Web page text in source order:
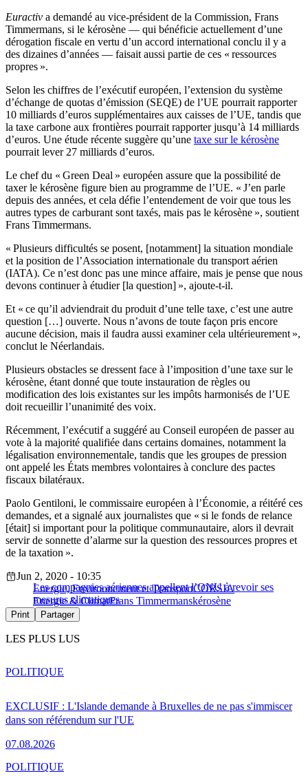
Euractiv a demandé au vice-président de la Commission, Frans
Timmermans, si le kérosène — qui bénéficie actuellement d’une
dérogation fiscale en vertu d’un accord international conclu il y a
des dizaines d’années — faisait aussi partie de ces « ressources
propres ».
Selon les chiffres de l’exécutif européen, l’extension du système
d’échange de quotas d’émission (SEQE) de l’UE pourrait rapporter
10 milliards d’euros supplémentaires aux caisses de l’UE, tandis que
la taxe carbone aux frontières pourrait rapporter jusqu’à 14 milliards
d’euros. Une étude récente suggère qu’une taxe sur le kérosène
pourrait lever 27 milliards d’euros.
Le chef du « Green Deal » européen assure que la possibilité de
taxer le kérosène figure bien au programme de l’UE. « J’en parle
depuis des années, et cela défie l’entendement de voir que tous les
autres types de carburant sont taxés, mais pas le kérosène », soutient
Frans Timmermans.
« Plusieurs difficultés se posent, [notamment] la situation mondiale
et la position de l’Association internationale du transport aérien
(IATA). Ce n’est donc pas une mince affaire, mais je pense que nous
devons continuer à étudier [la question] », ajoute-t-il.
Et « ce qu’il adviendrait du produit d’une telle taxe, c’est une autre
question […] ouverte. Nous n’avons de toute façon pris encore
aucune décision, mais il faudra aussi examiner cela ultérieurement »,
conclut le Néerlandais.
Plusieurs obstacles se dressent face à l’imposition d’une taxe sur le
kérosène, étant donné que toute instauration de règles ou
modification des lois existantes sur les impôts harmonisés de l’UE
doit recueillir l’unanimité des voix.
Récemment, l’exécutif a suggéré au Conseil européen de passer au
vote à la majorité qualifiée dans certains domaines, notamment la
légalisation environnementale, tandis que les groupes de pression
ont appelé les États membres volontaires à conclure des pactes
fiscaux bilatéraux.
Paolo Gentiloni, le commissaire européen à l’Économie, a réitéré ces
demandes, et a signalé aux journalistes que « si le fonds de relance
[était] si important pour la politique communautaire, alors il devrait
servir de sonnette d’alarme sur la question des ressources propres et
de la taxation ».
Les compagnies aériennes appellent l’ONU à revoir ses
mesures climatiques
Jun 2, 2020 - 10:35
Energie, Environnement et TransportCORSIA
Energie & ClimatFrans Timmermanskérosène
Print Partager
LES PLUS LUS
EXCLUSIF : L'Islande demande à Bruxelles de ne pas s'immiscer
dans son référendum sur l'UE
07.08.2026
POLITIQUE
POLITIQUE